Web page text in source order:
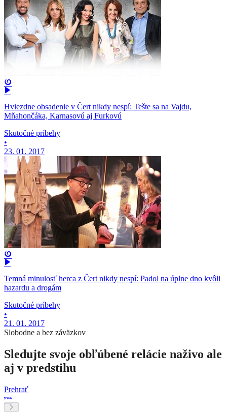
Hviezdne obsadenie v Čert nikdy nespí: Tešte sa na Vajdu,
Mňahončáka, Karnasovú aj Furkovú
Skutočné príbehy
•
23. 01. 2017
Temná minulosť herca z Čert nikdy nespí: Padol na úplne dno kvôli
hazardu a drogám
Skutočné príbehy
•
21. 01. 2017
Slobodne a bez záväzkov
Sledujte svoje obľúbené relácie naživo ale
aj v predstihu
Prehrať